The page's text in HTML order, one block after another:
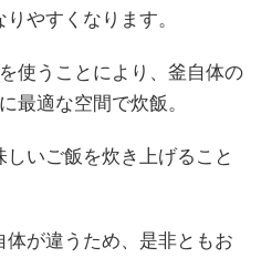
やすくなります。
使うことにより、釜自体の
最適な空間で炊飯。
いご飯を炊き上げること
が違うため、是非ともお